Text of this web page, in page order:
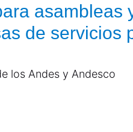
asambleas
de servicios
los Andes y Andesco